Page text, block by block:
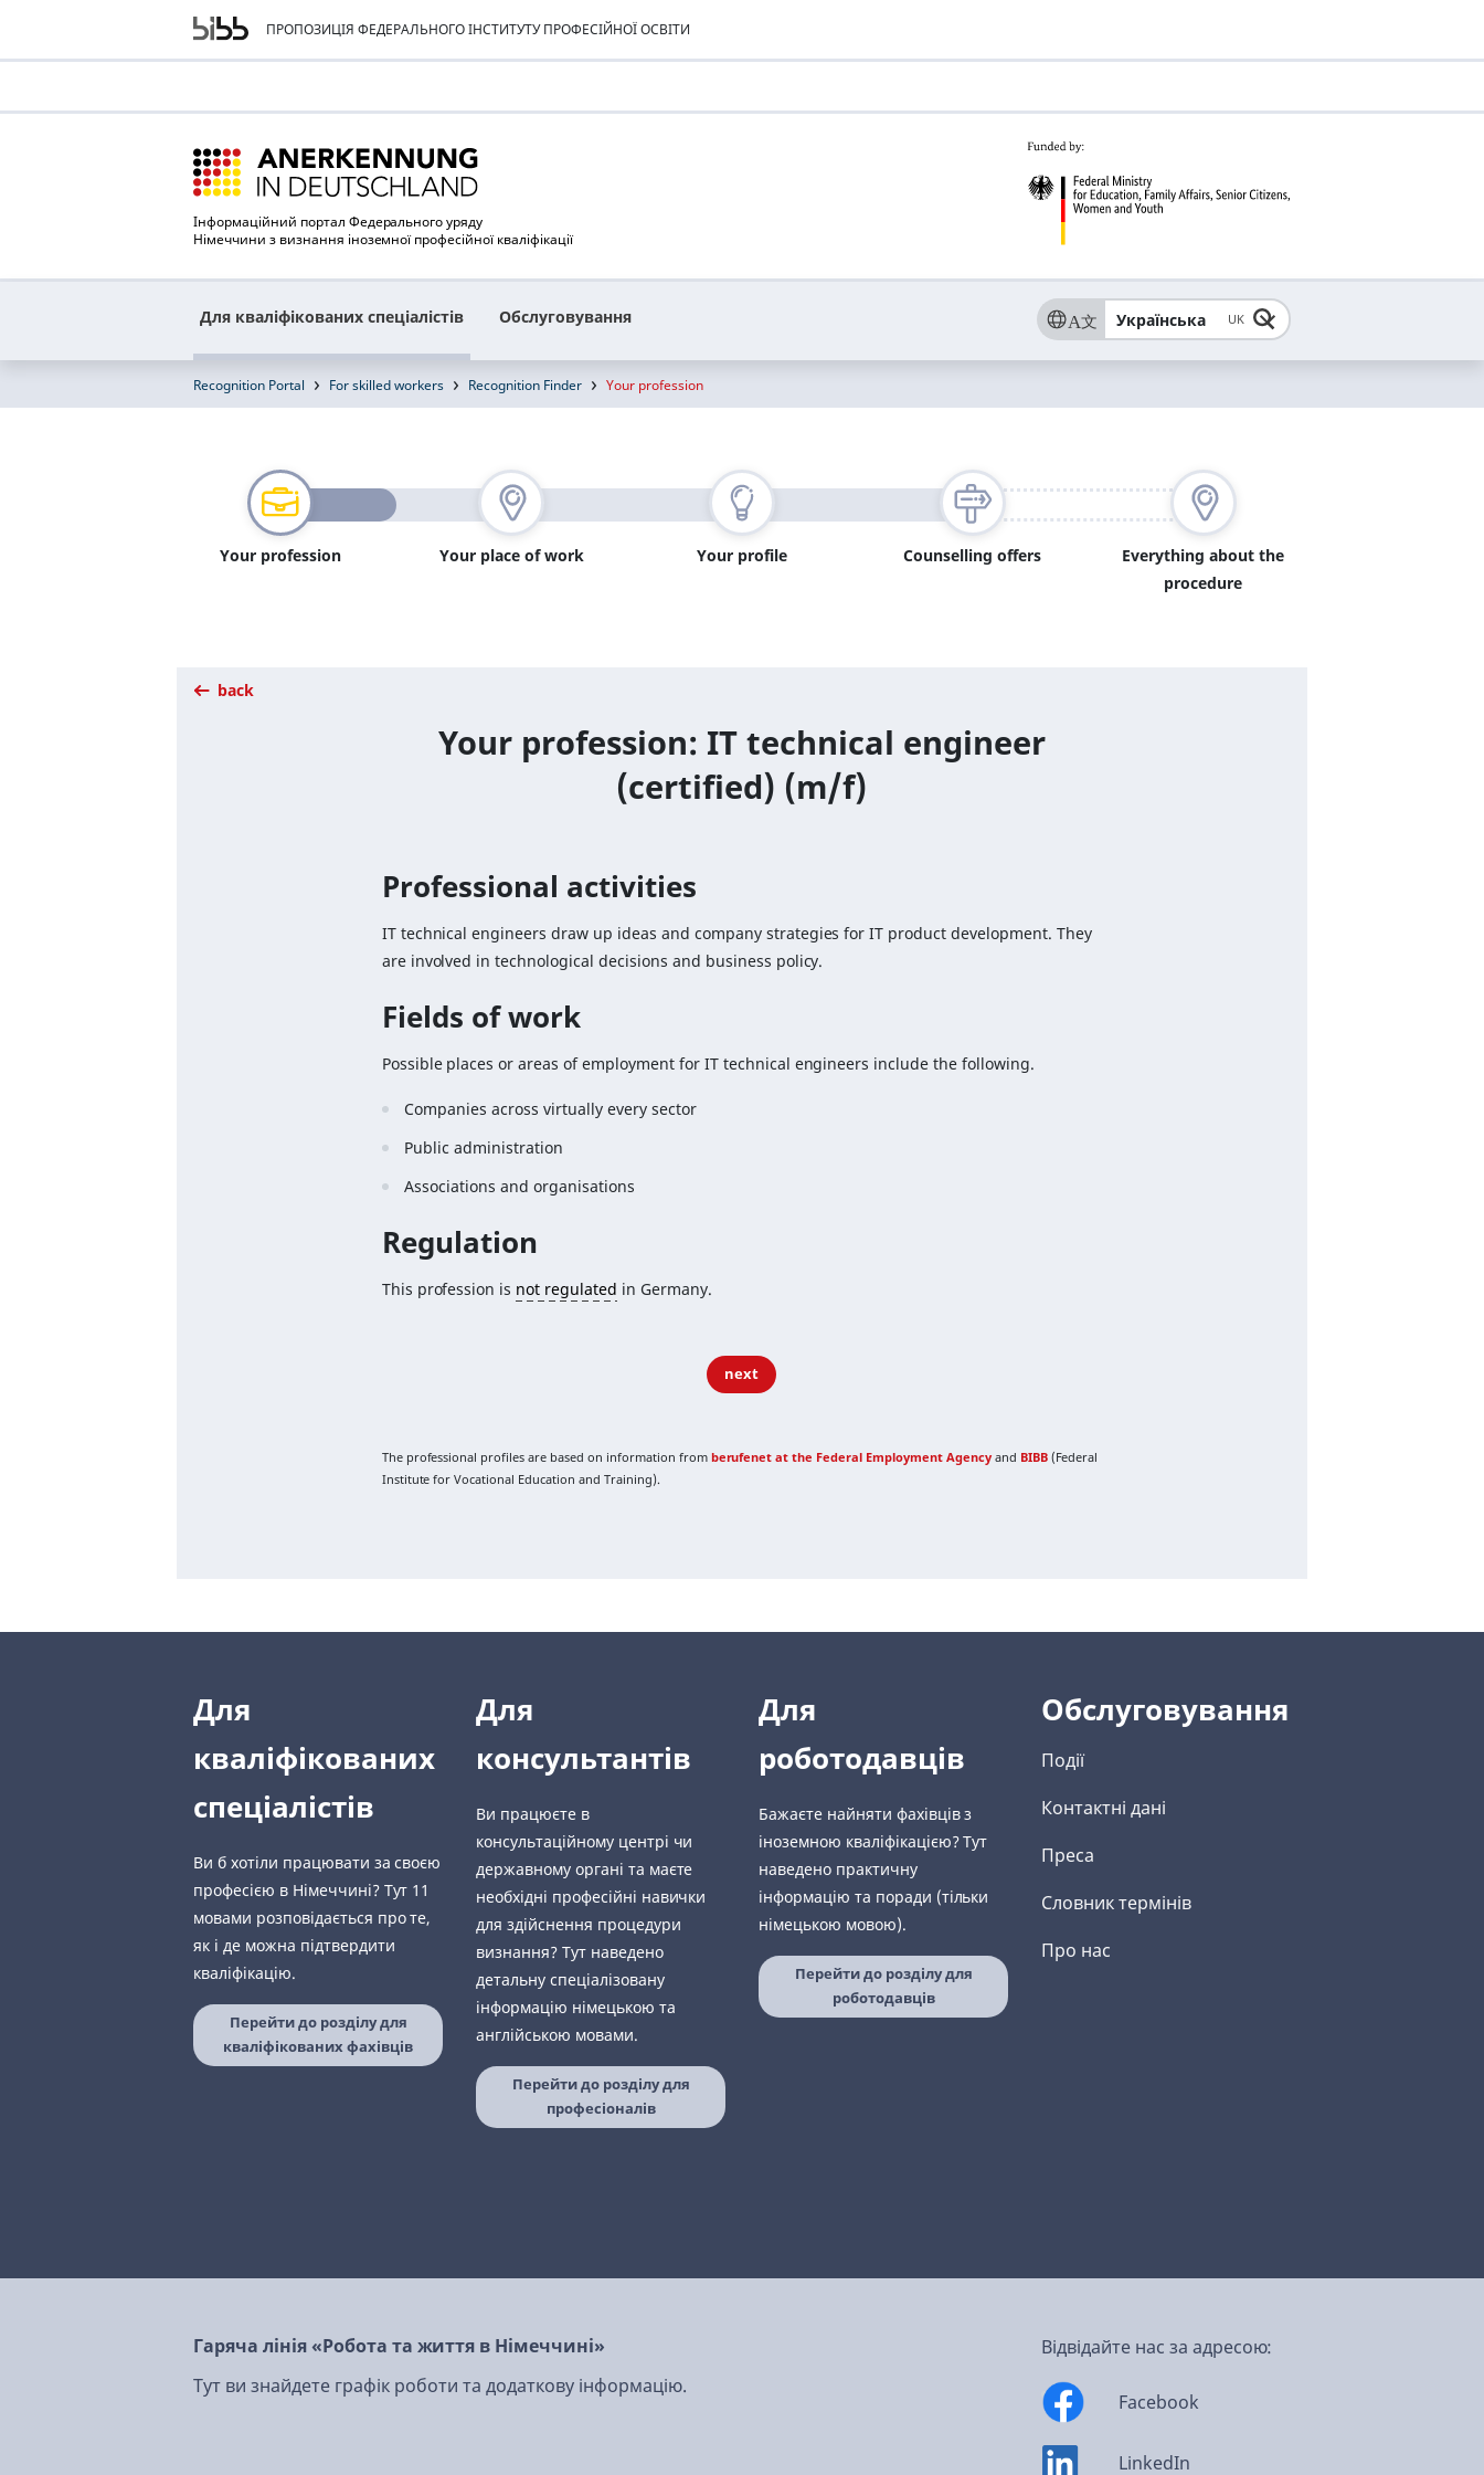
ПРОПОЗИЦІЯ ФЕДЕРАЛЬНОГО ІНСТИТУТУ ПРОФЕСІЙНОЇ ОСВІТИ
Інформаційний портал Федерального уряду
Німеччини з визнання іноземної професійної кваліфікації
Для кваліфікованих спеціалістів Обслуговування Українська UK
Recognition Portal For skilled workers Recognition Finder Your profession
Your profession Your place of work Your profile Counselling offers
Everything about the
procedure
back
Your profession: IT technical engineer
(certified) (m/f)
Professional activities
IT technical engineers draw up ideas and company strategies for IT product development. They
are involved in technological decisions and business policy.
Fields of work
Possible places or areas of employment for IT technical engineers include the following.
Companies across virtually every sector
Public administration
Associations and organisations
Regulation
This profession is not regulated in Germany.
next
The professional profiles are based on information from berufenet at the Federal Employment Agencyand BIBB(Federal
Institute for Vocational Education and Training).
Для
кваліфікованих
спеціалістів
Ви б хотіли працювати за своєю
професією в Німеччині? Тут 11
мовами розповідається про те,
як і де можна підтвердити
кваліфікацію.
Перейти до розділу для
кваліфікованих фахівців
Для
консультантів
Ви працюєте в
консультаційному центрі чи
державному органі та маєте
необхідні професійні навички
для здійснення процедури
визнання? Тут наведено
детальну спеціалізовану
інформацію німецькою та
англійською мовами.
Перейти до розділу для
професіоналів
Для
роботодавців
Бажаєте найняти фахівців з
іноземною кваліфікацією? Тут
наведено практичну
інформацію та поради (тільки
німецькою мовою).
Перейти до розділу для
роботодавців
Обслуговування
Події
Контактні дані
Преса
Словник термінів
Про нас
Гаряча лінія «Робота та життя в Німеччині»
Тут ви знайдете графік роботи та додаткову інформацію.
Відвідайте нас за адресою:
Facebook
LinkedIn